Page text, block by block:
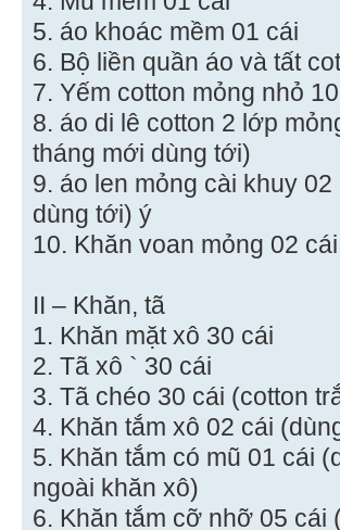
5. áo khoác mềm 01 cái
6. Bộ liền quần áo và tất
7. Yếm cotton mỏng nhỏ
8. áo di lê cotton 2 lớp
tháng mới dùng tới)
9. áo len mỏng cài khuy
dùng tới) ý
10. Khăn voan mỏng 02 cái
II – Khăn, tã
1. Khăn mặt xô 30 cái
2. Tã xô ` 30 cái
3. Tã chéo 30 cái (cotton
4. Khăn tắm xô 02 cái
5. Khăn tắm có mũ 01 cái
ngoài khăn xô)
6. Khăn tắm cỡ nhỡ 05 cái